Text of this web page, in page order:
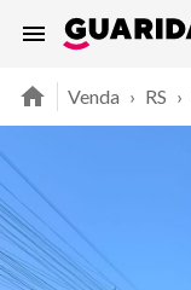
Venda › RS ›